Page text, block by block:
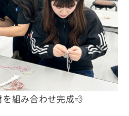
組み合わせ完成💨